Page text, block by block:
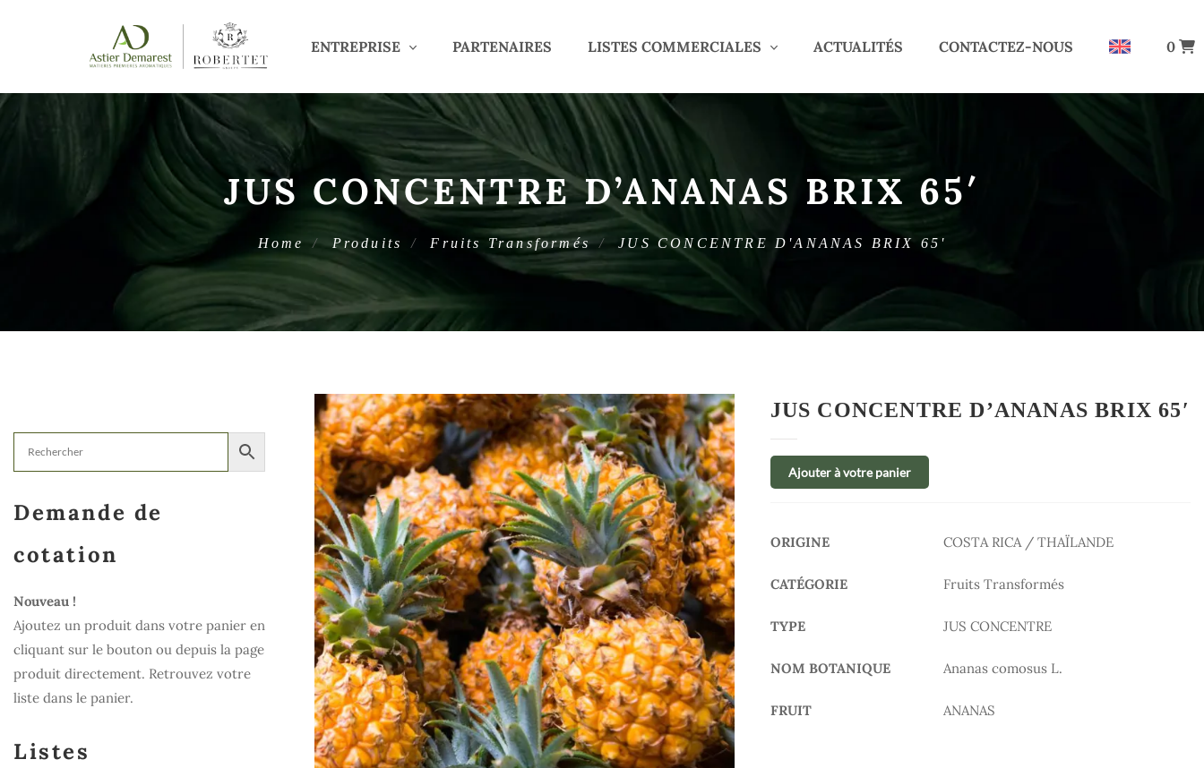
ENTREPRISE PARTENAIRES LISTES COMMERCIALES ACTUALITÉS CONTACTEZ-NOUS 0
JUS CONCENTRE D’ANANAS BRIX 65′
Home Produits Fruits Transformés JUS CONCENTRE D'ANANAS BRIX 65'
Demande de
cotation
Nouveau !
Ajoutez un produit dans votre panier en
cliquant sur le bouton ou depuis la page
produit directement. Retrouvez votre
liste dans le panier.
Listes
JUS CONCENTRE D’ANANAS BRIX 65′
Ajouter à votre panier
ORIGINE COSTA RICA / THAÏLANDE
CATÉGORIE Fruits Transformés
TYPE JUS CONCENTRE
NOM BOTANIQUE Ananas comosus L.
FRUIT ANANAS